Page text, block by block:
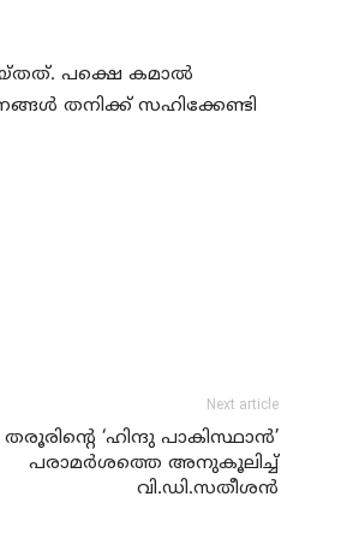
പക്ഷെ കമാല്‍
തനിക്ക് സഹിക്കേണ്ടി
Next article
‘ഹിന്ദു പാകിസ്ഥാന്‍’
പരാമര്‍ശത്തെ അനുകൂലിച്ച്‌
വി.ഡി.സതീശന്‍